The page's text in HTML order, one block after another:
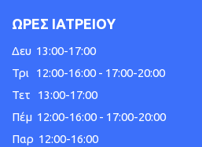
ΩΡΕΣ ΙΑΤΡΕΙΟΥ
Δευ 13:00-17:00
Τρι 12:00-16:00 - 17:00-20:00
Τετ 13:00-17:00
Πέμ 12:00-16:00 - 17:00-20:00
Παρ 12:00-16:00